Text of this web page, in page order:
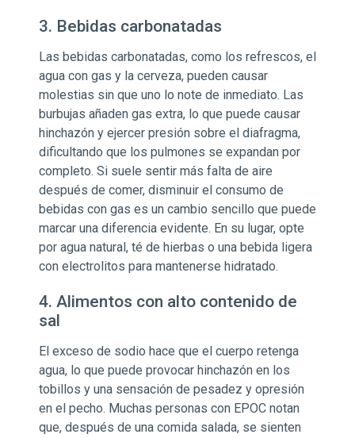
3. Bebidas carbonatadas
Las bebidas carbonatadas, como los refrescos, el
agua con gas y la cerveza, pueden causar
molestias sin que uno lo note de inmediato. Las
burbujas añaden gas extra, lo que puede causar
hinchazón y ejercer presión sobre el diafragma,
dificultando que los pulmones se expandan por
completo. Si suele sentir más falta de aire
después de comer, disminuir el consumo de
bebidas con gas es un cambio sencillo que puede
marcar una diferencia evidente. En su lugar, opte
por agua natural, té de hierbas o una bebida ligera
con electrolitos para mantenerse hidratado.
4. Alimentos con alto contenido de
sal
El exceso de sodio hace que el cuerpo retenga
agua, lo que puede provocar hinchazón en los
tobillos y una sensación de pesadez y opresión
en el pecho. Muchas personas con EPOC notan
que, después de una comida salada, se sienten